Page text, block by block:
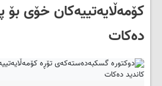
کۆمەڵایەتییەکان خۆی بۆ
دەکات